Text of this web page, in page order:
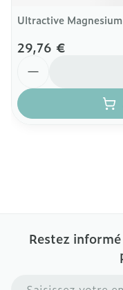
Ultractive
29,76 €
Restez
Adresse mail